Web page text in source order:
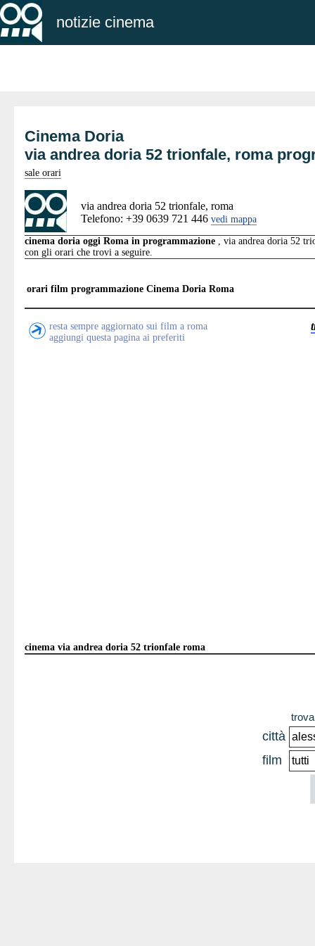
notizie cinema
Cinema Doria
via andrea doria 52 trionfale, roma
sale orari
via andrea doria 52 trionfale, roma
Telefono: +39 0639 721 446 vedi mappa
cinema doria oggi Roma in programmazione , via andrea doria 52
con gli orari che trovi a seguire.
orari film programmazione Cinema Doria Roma
resta sempre aggiornato sui film a roma
aggiungi questa pagina ai preferiti
cinema via andrea doria 52 trionfale roma
città
film